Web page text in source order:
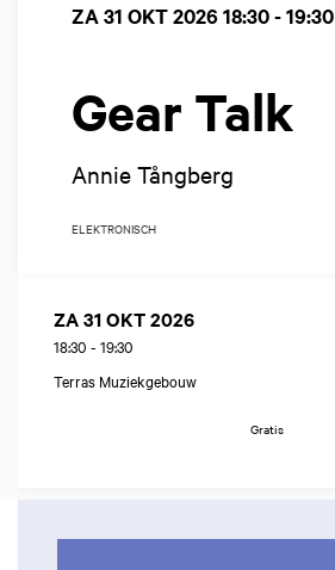
Gear Talk
Annie Tångberg
ZA 31 OKT 2026 18:30 - 19:30
ELEKTRONISCH
ZA 31 OKT 2026
18:30 - 19:30
Terras Muziekgebouw
Gratis